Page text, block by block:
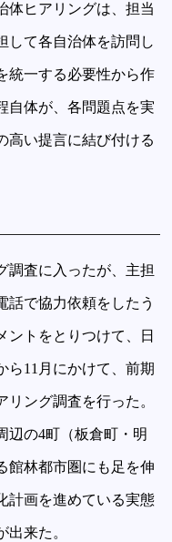
体ヒアリングは、担当
して各自治体を訪問し
統一する必要性から作
自体が、各問題点を実
高い提言に結び付ける
調査に入ったが、主担
話で協力依頼をしたう
ントをとりつけて、日
ら11月にかけて、前期
リング調査を行った。
辺の4町（板倉町・明
館林都市圏にも足を伸
計画を進めている実態
来た。